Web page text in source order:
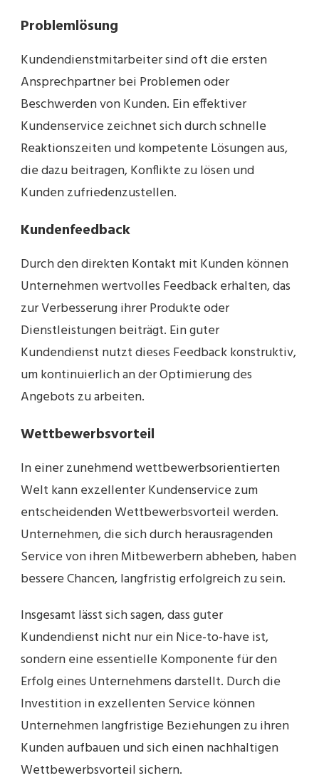
Problemlösung
Kundendienstmitarbeiter sind oft die ersten
Ansprechpartner bei Problemen oder
Beschwerden von Kunden. Ein effektiver
Kundenservice zeichnet sich durch schnelle
Reaktionszeiten und kompetente Lösungen aus,
die dazu beitragen, Konflikte zu lösen und
Kunden zufriedenzustellen.
Kundenfeedback
Durch den direkten Kontakt mit Kunden können
Unternehmen wertvolles Feedback erhalten, das
zur Verbesserung ihrer Produkte oder
Dienstleistungen beiträgt. Ein guter
Kundendienst nutzt dieses Feedback konstruktiv,
um kontinuierlich an der Optimierung des
Angebots zu arbeiten.
Wettbewerbsvorteil
In einer zunehmend wettbewerbsorientierten
Welt kann exzellenter Kundenservice zum
entscheidenden Wettbewerbsvorteil werden.
Unternehmen, die sich durch herausragenden
Service von ihren Mitbewerbern abheben, haben
bessere Chancen, langfristig erfolgreich zu sein.
Insgesamt lässt sich sagen, dass guter
Kundendienst nicht nur ein Nice-to-have ist,
sondern eine essentielle Komponente für den
Erfolg eines Unternehmens darstellt. Durch die
Investition in exzellenten Service können
Unternehmen langfristige Beziehungen zu ihren
Kunden aufbauen und sich einen nachhaltigen
Wettbewerbsvorteil sichern.